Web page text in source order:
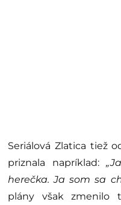
Seriálová Zlatica tiež
priznala napríklad:
herečka. Ja som sa
plány však zmenilo